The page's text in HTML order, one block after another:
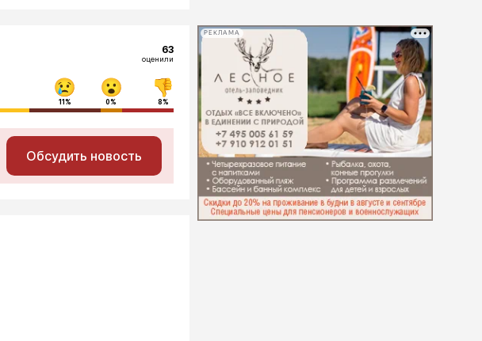
63
оценили
11% 0% 8%
Обсудить новость
РЕКЛАМА